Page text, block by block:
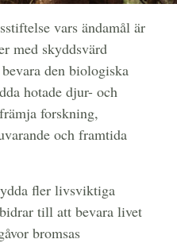
vars ändamål är
med skyddsvärd
den biologiska
hotade djur- och
forskning,
och framtida
fler livsviktiga
till att bevara livet
bromsas